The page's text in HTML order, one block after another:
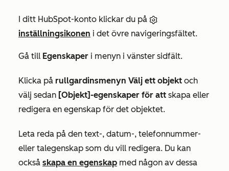
I ditt HubSpot-konto klickar du på
inställningsikonen i det övre navigeringsfältet.
Gå till Egenskaper i menyn i vänster sidfält.
Klicka på rullgardinsmenyn Välj ett objekt och
välj sedan [Objekt]-egenskaper för att skapa eller
redigera en egenskap för det objektet.
Leta reda på den text-, datum-, telefonnummer-
eller talegenskap som du vill redigera. Du kan
också skapa en egenskap med någon av dessa